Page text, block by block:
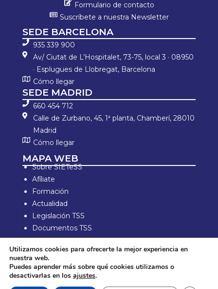
Formulario de contacto
Suscríbete a nuestra Newsletter
SEDE BARCELONA
935 339 900
Av/ Ciutat de L’Hospitalet, 73-75, local 3 · 08950
· Esplugues de Llobregat, Barcelona
Cómo llegar
SEDE MADRID
660 454 712
Calle de Zurbano, 45, 1ª planta, Chamberí, 28010
Madrid
Cómo llegar
MAPA WEB
Sobre SIETeSS
Afíliate
Formación
Actualidad
Legislación TSS
Documentos TSS
Información laboral
Zona de Socios
Aviso Legal y política de privacidad
Política de compra y devolución
Utilizamos cookies para ofrecerte la mejor experiencia en
nuestra web.
Puedes aprender más sobre qué cookies utilizamos o
desactivarlas en los ajustes.